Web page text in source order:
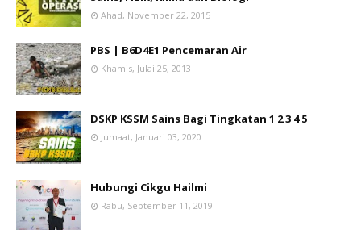
Ahad, November 22, 2015
PBS | B6D4E1 Pencemaran Air
Khamis, Julai 25, 2013
DSKP KSSM Sains Bagi Tingkatan 1 2 3 4 5
Jumaat, Januari 03, 2020
Hubungi Cikgu Hailmi
Rabu, September 11, 2019